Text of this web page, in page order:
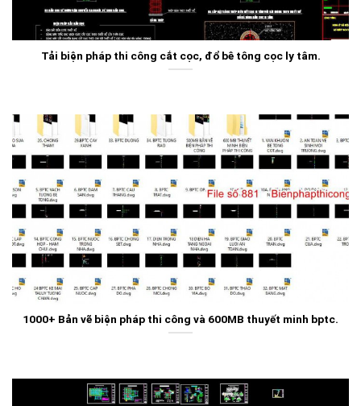
Tải biện pháp thi công cắt cọc, đổ bê tông cọc ly tâm.
1000+ Bản vẽ biện pháp thi công và 600MB thuyết minh bptc.